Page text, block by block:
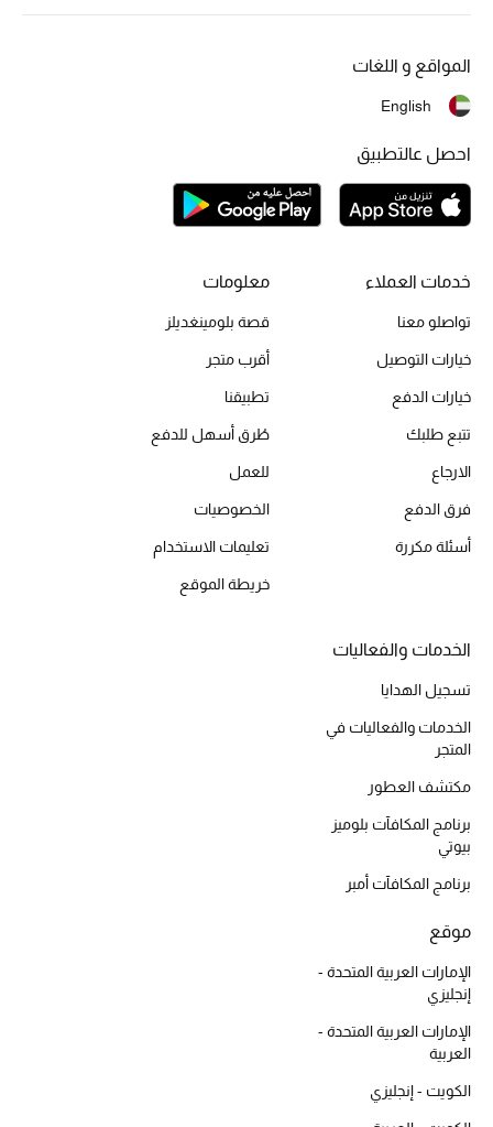
الحب للمحلي
حقائب وأحذية متطابقة
هدايا للنساء
ركن الفخامة
جميع الملابس النسائية
جميع الأحذية النسائية
جميع الإكسسورات النسائية
موضة نسائية
تسوقوا للنساء
الموسم الجديد
حقائب رجالية
حقائب الأطفال
خدمات العملاء
تواصلو معنا
خيارات التوصيل
خيارات الدفع
تتبع طلبك
الارجاع
فرق الدفع
أسئلة مكررة
معلومات
قصة بلومينغديلز
أقرب متجر
تطبيقنا
طُرق أسهل للدفع
للعمل
الخصوصيات
تعليمات الاستخدام
خريطة الموقع
الخدمات والفعاليات
تسجيل الهدايا
الخدمات والفعاليات في
المتجر
مكتشف العطور
برنامج المكافآت بلوميز
بيوتي
برنامج المكافآت أمبر
موقع
الإمارات العربية المتحدة -
إنجليزي
الإمارات العربية المتحدة -
العربية
الكويت - إنجليزي
المواقع و اللغات
English
احصل عالتطبيق